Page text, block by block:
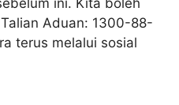
ini. Kita boleh
Aduan: 1300-88-
terus melalui sosial